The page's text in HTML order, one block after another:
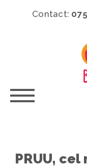
Contact:
PRUU,